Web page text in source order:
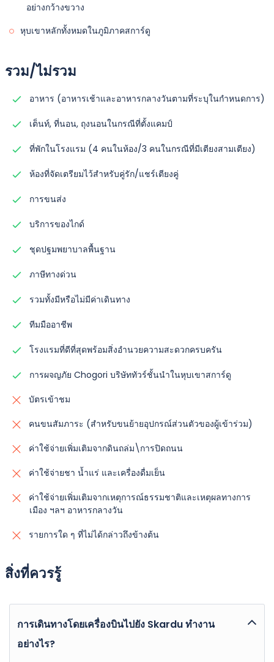
ที่พัก:ห้องพักในโรงแรมแบบแชร์ 4/3 คนในห้อง
มื้ออาหาร:รวมอาหารเช้าและอาหารเย็น
อย่างกว้างขวาง
หุบเขาหลักทั้งหมดในภูมิภาคสการ์ดู
รวม/ไม่รวม
อาหาร (อาหารเช้าและอาหารกลางวันตามที่ระบุในกำหนดการ)
เต็นท์, ที่นอน, ถุงนอนในกรณีที่ตั้งแคมป์
ที่พักในโรงแรม (4 คนในห้อง/3 คนในกรณีที่มีเตียงสามเตียง)
ห้องที่จัดเตรียมไว้สำหรับคู่รัก/แชร์เตียงคู่
การขนส่ง
บริการของไกด์
ชุดปฐมพยาบาลพื้นฐาน
ภาษีทางด่วน
รวมทั้งมีหรือไม่มีค่าเดินทาง
ทีมมืออาชีพ
โรงแรมที่ดีที่สุดพร้อมสิ่งอำนวยความสะดวกครบครัน
การผจญภัย Chogori บริษัททัวร์ชั้นนำในหุบเขาสการ์ดู
บัตรเข้าชม
คนขนสัมภาระ (สำหรับขนย้ายอุปกรณ์ส่วนตัวของผู้เข้าร่วม)
ค่าใช้จ่ายเพิ่มเติมจากดินถล่ม\การปิดถนน
ค่าใช้จ่ายชา น้ำแร่ และเครื่องดื่มเย็น
ค่าใช้จ่ายเพิ่มเติมจากเหตุการณ์ธรรมชาติและเหตุผลทางการ
เมือง ฯลฯ อาหารกลางวัน
รายการใด ๆ ที่ไม่ได้กล่าวถึงข้างต้น
สิ่งที่ควรรู้
การเดินทางโดยเครื่องบินไปยัง Skardu ทำงาน
อย่างไร?